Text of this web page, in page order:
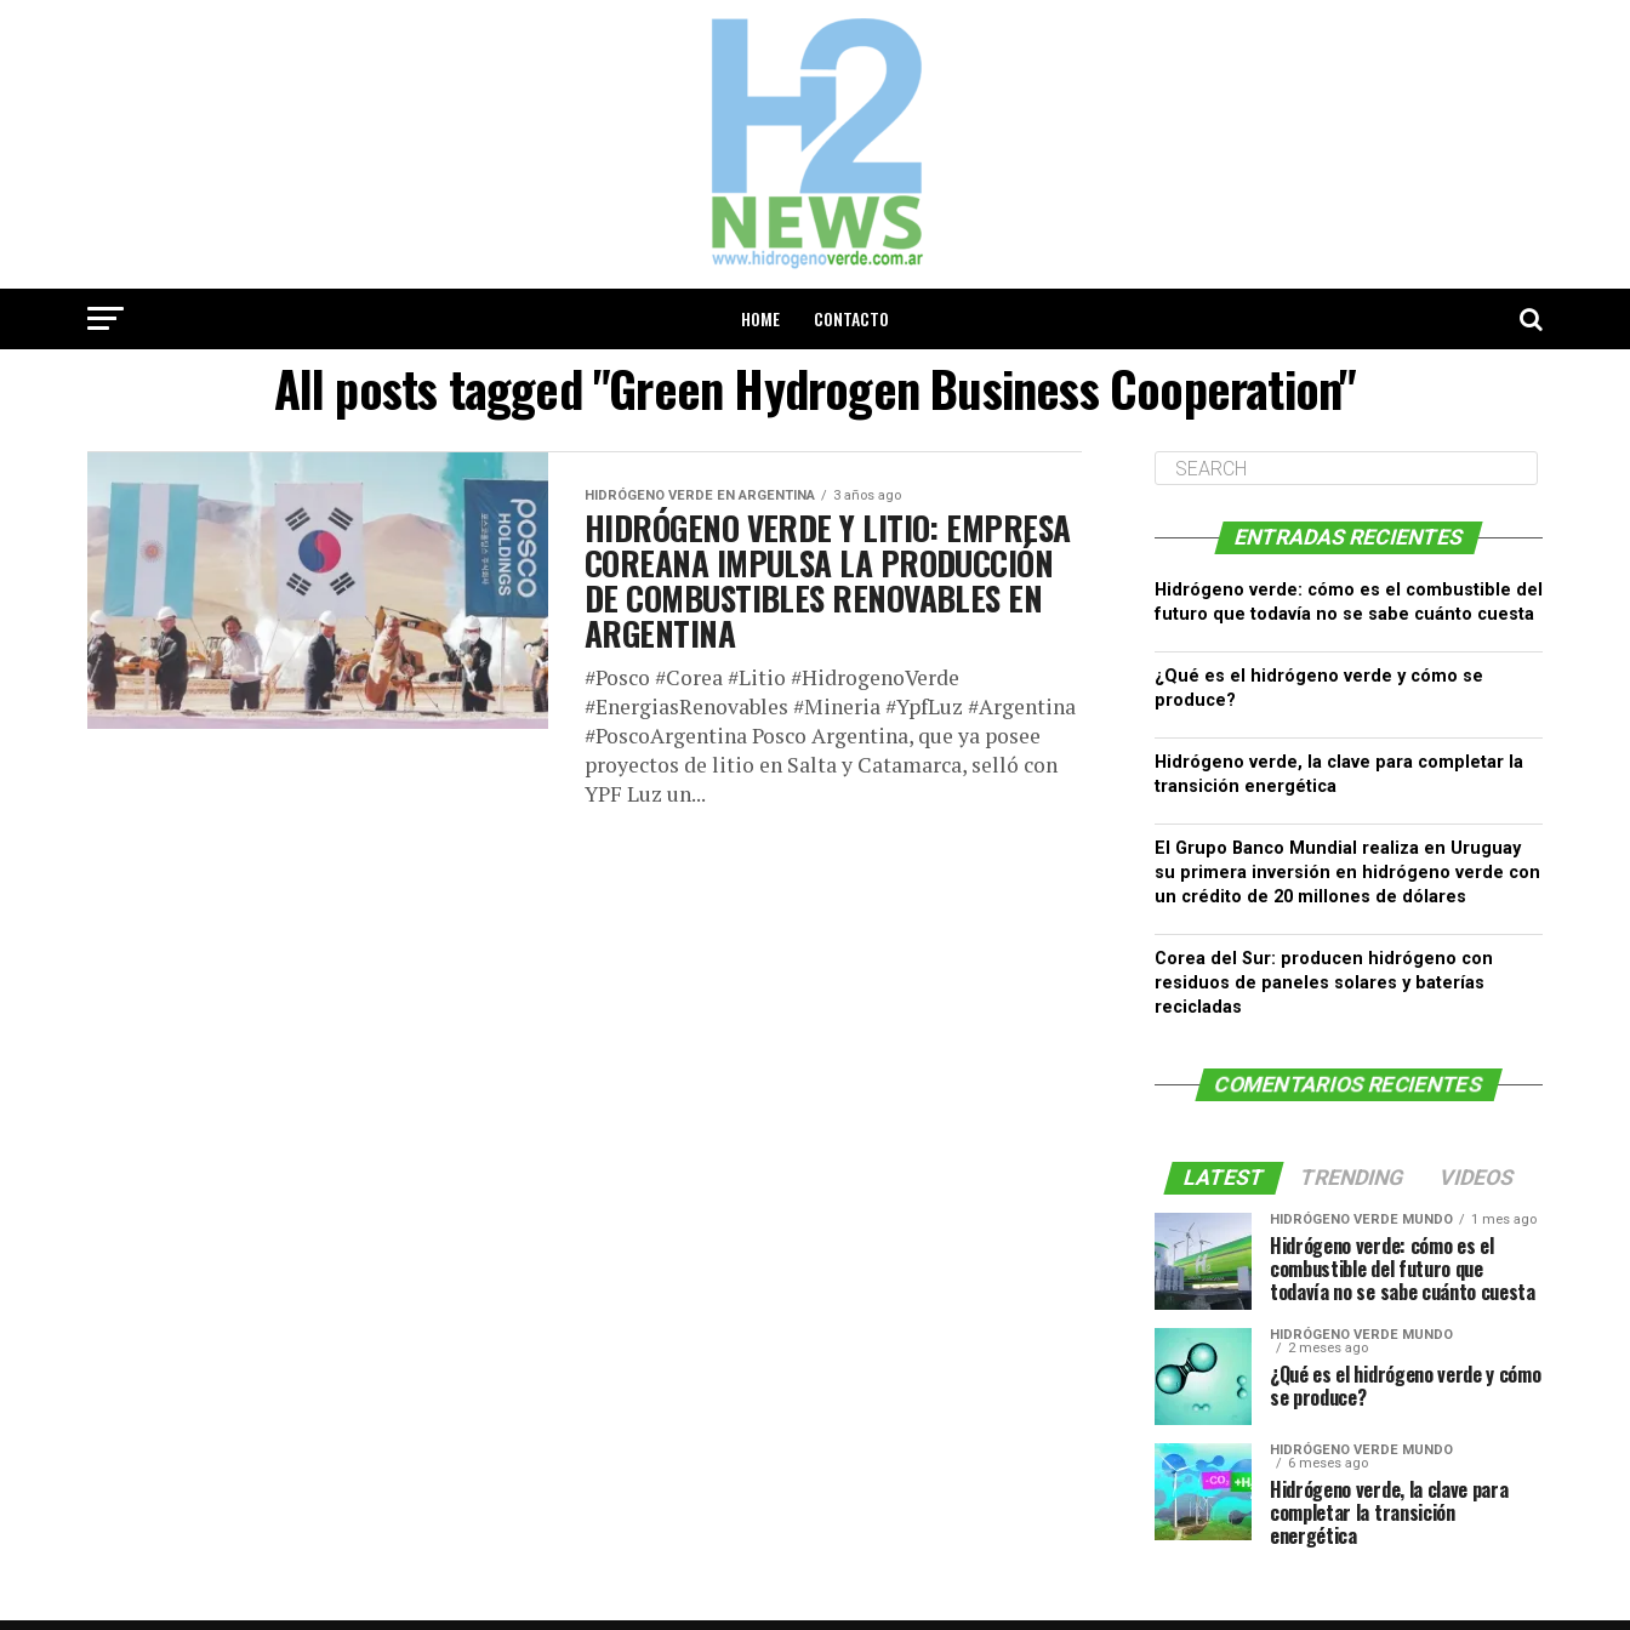
HOME CONTACTO
All posts tagged "Green Hydrogen Business Cooperation"
HIDRÓGENO VERDE EN ARGENTINA 3 años ago
HIDRÓGENO VERDE Y LITIO: EMPRESA
COREANA IMPULSA LA PRODUCCIÓN
DE COMBUSTIBLES RENOVABLES EN
ARGENTINA
#Posco #Corea #Litio #HidrogenoVerde
#EnergiasRenovables #Mineria #YpfLuz #Argentina
#PoscoArgentina Posco Argentina, que ya posee
proyectos de litio en Salta y Catamarca, selló con
YPF Luz un...
ENTRADAS RECIENTES
Hidrógeno verde: cómo es el combustible del
futuro que todavía no se sabe cuánto cuesta
¿Qué es el hidrógeno verde y cómo se
produce?
Hidrógeno verde, la clave para completar la
transición energética
El Grupo Banco Mundial realiza en Uruguay
su primera inversión en hidrógeno verde con
un crédito de 20 millones de dólares
Corea del Sur: producen hidrógeno con
residuos de paneles solares y baterías
recicladas
COMENTARIOS RECIENTES
LATEST TRENDING VIDEOS
HIDRÓGENO VERDE MUNDO 1 mes ago
Hidrógeno verde: cómo es el
combustible del futuro que
todavía no se sabe cuánto cuesta
HIDRÓGENO VERDE MUNDO
2 meses ago
¿Qué es el hidrógeno verde y cómo
se produce?
HIDRÓGENO VERDE MUNDO
6 meses ago
Hidrógeno verde, la clave para
completar la transición
energética